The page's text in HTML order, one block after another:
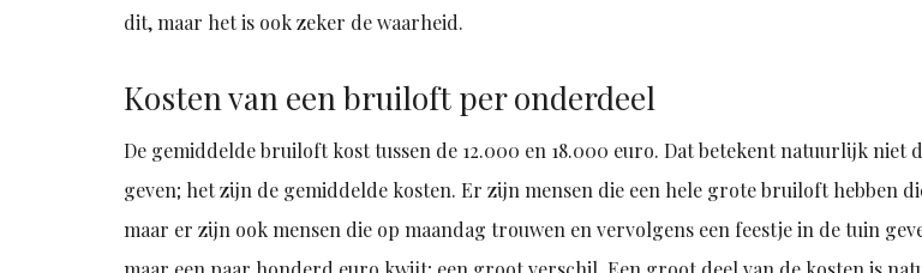
dit, maar het is ook zeker de waarheid.
Kosten van een bruiloft per onderdeel
De gemiddelde bruiloft kost tussen de 12.000 en 18.000 euro. Dat betekent natuurlijk niet
geven; het zijn de gemiddelde kosten. Er zijn mensen die een hele grote bruiloft hebben
maar er zijn ook mensen die op maandag trouwen en vervolgens een feestje in de tuin